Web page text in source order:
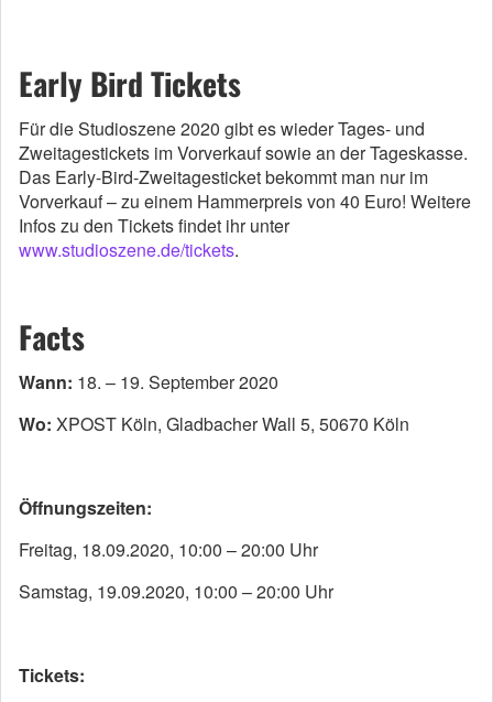
Early Bird Tickets
Für die Studioszene 2020 gibt es wieder Tages- und
Zweitagestickets im Vorverkauf sowie an der Tageskasse.
Das Early-Bird-Zweitagesticket bekommt man nur im
Vorverkauf – zu einem Hammerpreis von 40 Euro! Weitere
Infos zu den Tickets findet ihr unter
www.studioszene.de/tickets.
Facts
Wann: 18. – 19. September 2020
Wo: XPOST Köln, Gladbacher Wall 5, 50670 Köln
Öffnungszeiten:
Freitag, 18.09.2020, 10:00 – 20:00 Uhr
Samstag, 19.09.2020, 10:00 – 20:00 Uhr
Tickets: